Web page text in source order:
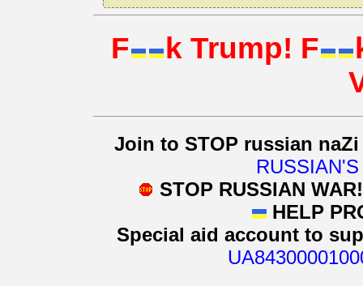
F k Trump! F
Join to STOP russian
STOP RUSSIAN
HELP
Special aid account to